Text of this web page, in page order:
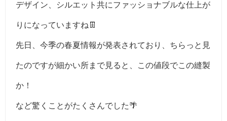
デザイン、シルエット共にファッショナブルな仕上が
りになっていますね👖
先日、今季の春夏情報が発表されており、ちらっと見
たのですが細かい所まで見ると、この値段でこの縫製
か！
など驚くことがたくさんでした🌴